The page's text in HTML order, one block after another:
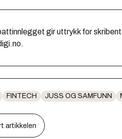
gir uttrykk for
FINTECH JUSS OG SAMFUNN
artikkelen